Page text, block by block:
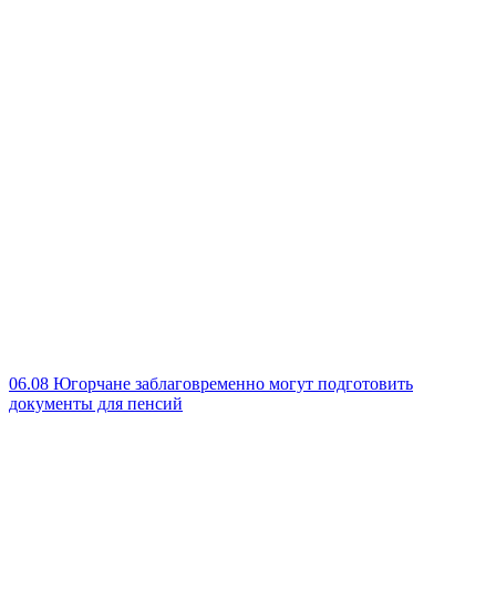
06.08 Югорчане заблаговременно могут подготовить
документы для пенсий